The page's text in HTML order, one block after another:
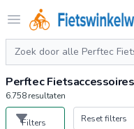
Open menu
Logo
Zoeken
Perftec Fietsaccessoires
6.758resultaten
Filters Reset filters